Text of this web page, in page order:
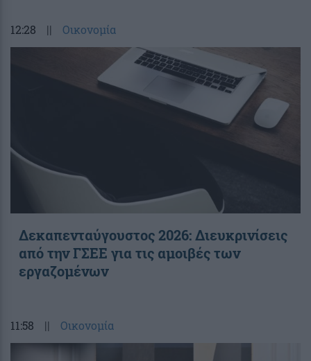
12:28 || Οικονομία
Δεκαπενταύγουστος 2026: Διευκρινίσεις
από την ΓΣΕΕ για τις αμοιβές των
εργαζομένων
11:58 || Οικονομία